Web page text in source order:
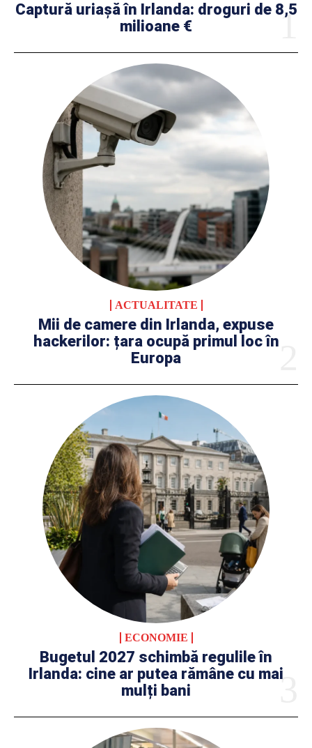
Captură uriașă în Irlanda: droguri de 8,5
milioane €
ACTUALITATE
Mii de camere din Irlanda, expuse
hackerilor: țara ocupă primul loc în
Europa
ECONOMIE
Bugetul 2027 schimbă regulile în
Irlanda: cine ar putea rămâne cu mai
mulți bani